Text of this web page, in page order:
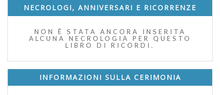
NECROLOGI, ANNIVERSARI E RICORRENZE
NON È STATA ANCORA INSERITA
ALCUNA NECROLOGIA PER QUESTO
LIBRO DI RICORDI.
INFORMAZIONI SULLA CERIMONIA